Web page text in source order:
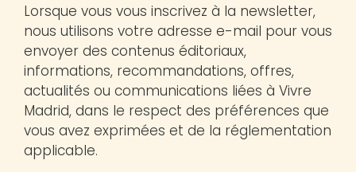
Lorsque vous vous inscrivez à la newsletter,
nous utilisons votre adresse e-mail pour vous
envoyer des contenus éditoriaux,
informations, recommandations, offres,
actualités ou communications liées à Vivre
Madrid, dans le respect des préférences que
vous avez exprimées et de la réglementation
applicable.